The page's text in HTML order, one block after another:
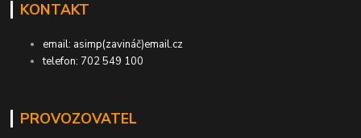
KONTAKT
email: asimp(zavináč)email.cz
telefon: 702 549 100
PROVOZOVATEL